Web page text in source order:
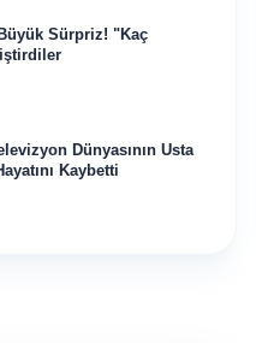
Sürpriz! "Kaç
Dünyasının Usta
Kaybetti